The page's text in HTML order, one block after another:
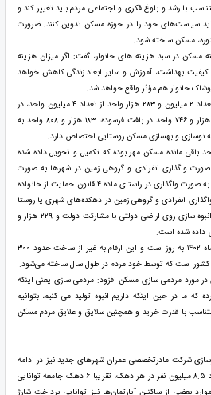
با رشد و بلوغ فکری و اجتماعی مردم باید تغییر کند و
سیاست‌های خود را در حوزه مسکن تدوین کنند. ضرورت
مسکن ساخته شود.
مسکن در سبد هزینه های خانوار، گفت: اگر میزان هزینه
کیفیت بهداشت، آموزش و سایر ابعاد زندگی کاهش خواهد
خانوار هم مؤثر واقع خواهد شد.
دستیار ویژه وزیر راه و شهرسازی گفت: تعداد ۲ میلیون و ۲۸۳ هزار واحد از تعداد ۴ میلیون واحد، در
حال ساخت است که از این تعداد ۲۳۰ هزار و ۷۴۶ واحد در بافت فرسوده، ۱۸۳ هزار و ۸۰۸ واحد به
۱۱۹ هزار و ۲۳۶ واحد واحد باقی مانده مسکن مهر بوده که تکمیل و تحویل داده شده
هزار ۹۵۸ واحد به صورت واگذاری انفرادی و گروهی زمین در شهرها به صورت
اجاره ۹۹ساله، ۶۹ هزار و ۹۹۶ واحد واحد به صورت واگذاری در راستای ماده ۴ قانون حمایت از خانواده
۷۴ هزار و ۸۵۹ واحد واگذاری انفرادی و گروهی زمین در دهکده‌های شهری یا روستا
شهرها، ۶۶۶ هزار و ۱۲۸ واحد به صورت انبوه سازی روی اراضی دولتی با مشارکت دولت و ۲۲۹ هزار و
وی اضافه کرد: این آمار تا روز ۷ اسفند ماه ۱۴۰۲ به روز است و این ارقام به غیر از ساخت حدود ۳۰۰
کشور است که توسط خود مردم در طول سال ساخته می‌شود.
در مورد مردمی سازی مسکن افزود: مردمی سازی یعنی اینکه
که ما در حین اینکه داریم انبوه تولید می کنیم، بتوانیم
با قدرت خرید و همچنین سلایق و علایق مردم مسکن
شرکت مادرتخصصی عمران شهرهای جدید نیز در ادامه
این نشست، گفت: با فرض استقرار حدود ۸.۵ میلیون نفر در هر دهک، تقریبا ۶ دهک جامعه توانایی
بعضی از ساکنین آپارتمان‌ها نیز توانایی پرداخت شارژ